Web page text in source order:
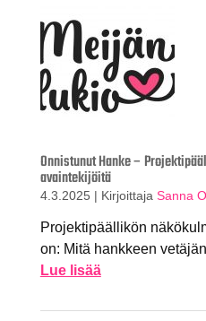
Onnistunut Hanke –
avaintekijöitä
4.3.2025 | Kirjoittaja Sanna
Projektipäällikön
on: Mitä hankkeen
Lue lisää